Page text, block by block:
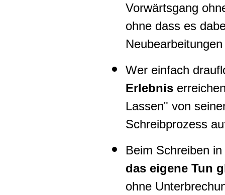
Vorwärtsgang
ohne dass es
Wer einfach
Erlebnis
Lassen" von
Schreibprozess
Beim Schreiben
das eigene Tun
ohne